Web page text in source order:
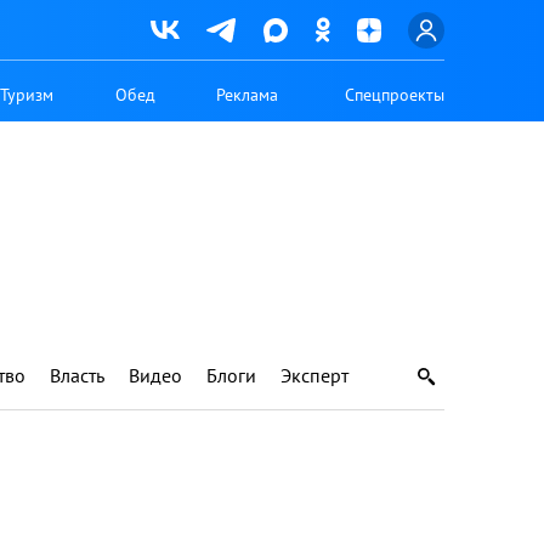
Туризм Обед Реклама Спецпроекты
Власть Видео Блоги Эксперт